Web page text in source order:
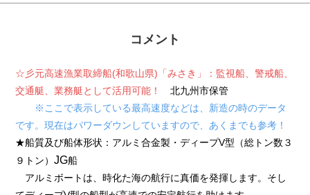
コメント
☆彡元高速漁業取締船(和歌山県)「みさき」：監視船、警戒船、
交通艇、業務艇として活用可能！北九州市保管
※ここで表示している最高速度などは、新造の時のデータ
です。現在はパワーダウンしていますので、あくまでも参考！
★船質及び船体形状：アルミ合金製・ディープV型（総トン数３
９トン）JG船
アルミボートは、時化た海の航行に真価を発揮します。そし